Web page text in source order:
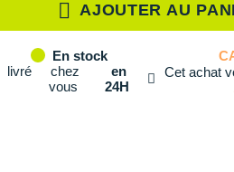
AJOUTER AU
En stock
livré
chez
vous
en
24H
Cet achat